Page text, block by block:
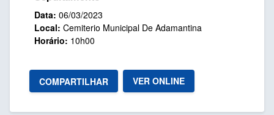
Data: 06/03/2023
Local: Cemiterio Municipal De Adamantina
Horário: 10h00
COMPARTILHAR VER ONLINE